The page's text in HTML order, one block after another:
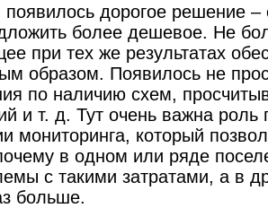
дорогое решение –
более дешевое. Не
при тех же результатах
образом. Появилось не
по наличию схем,
и т. д. Тут очень важна роль
мониторинга, который
в одном или ряде
с такими затратами, а в
больше.